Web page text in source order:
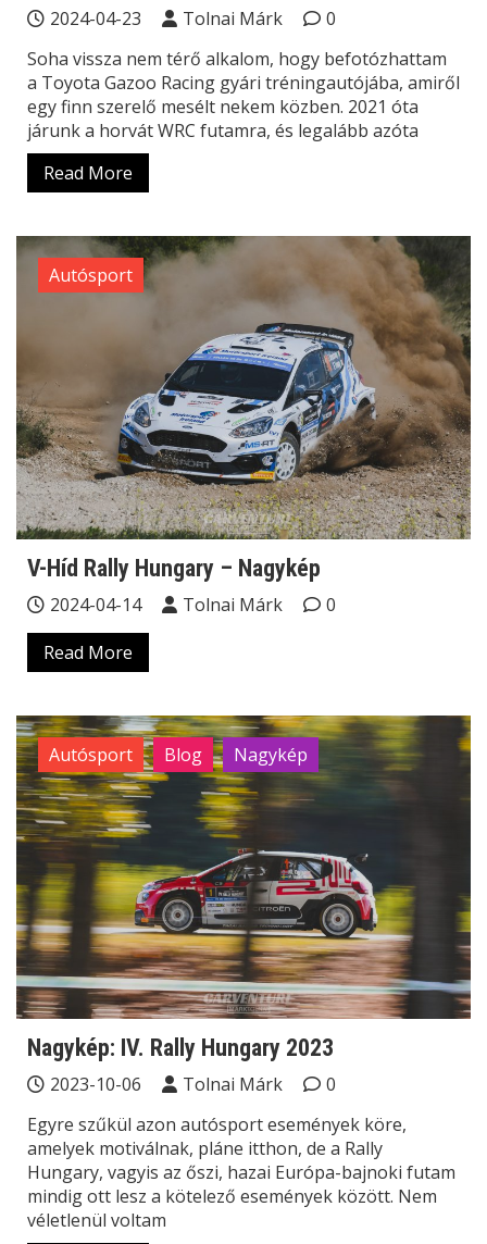
2024-04-23 Tolnai Márk
0
Soha vissza nem térő alkalom, hogy befotózhattam
a Toyota Gazoo Racing gyári tréningautójába, amiről
egy finn szerelő mesélt nekem közben. 2021 óta
járunk a horvát WRC futamra, és legalább azóta
Read More
Autósport
V-Híd Rally Hungary – Nagykép
2024-04-14 Tolnai Márk
0
Read More
Autósport Blog Nagykép
Nagykép: IV. Rally Hungary 2023
2023-10-06 Tolnai Márk
0
Egyre szűkül azon autósport események köre,
amelyek motiválnak, pláne itthon, de a Rally
Hungary, vagyis az őszi, hazai Európa-bajnoki futam
mindig ott lesz a kötelező események között. Nem
véletlenül voltam